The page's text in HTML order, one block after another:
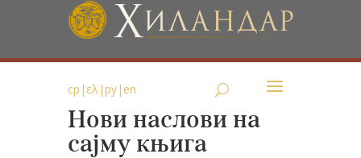
ср | ελ|ру| en
Нови наслови на
сајму књига